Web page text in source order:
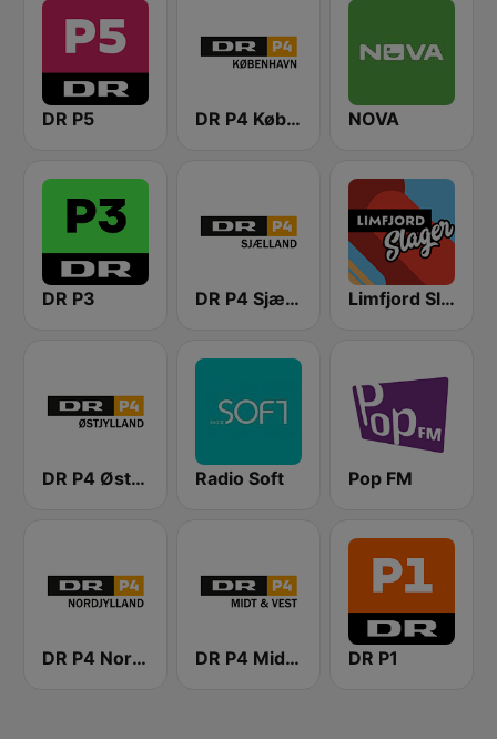
DR P5 DR P4 København NOVA
DR P3 DR P4 Sjælland Limfjord Slager
DR P4 Østjyllands Radio Soft Pop FM
DR P4 Nordjylland DR P4 Midt & Vest DR P1